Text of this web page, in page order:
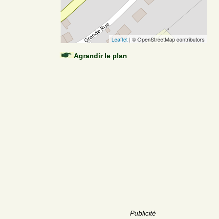
Leaflet | © OpenStreetMap contributors
Agrandir le plan
Publicité